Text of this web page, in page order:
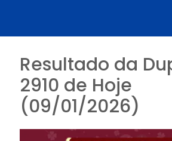
Resultado da
2910 de Hoje
(09/01/2026)